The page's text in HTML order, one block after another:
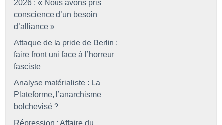
2026 : « Nous avons pris
conscience d’un besoin
d’alliance »
Attaque de la pride de Berlin :
faire front uni face à l’horreur
fasciste
Analyse matérialiste : La
Plateforme, l’anarchisme
bolchevisé ?
Répression : Affaire du